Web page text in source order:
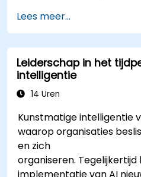
belemmeringen bij het
overdrachtstechnieken,
verantwoordelijkheid en
vertrouwen te creëren.
Lees meer...
Leiderschap in het
intelligentie
14 Uren
Kunstmatige intelligentie
waarop organisaties
en zich
organiseren.